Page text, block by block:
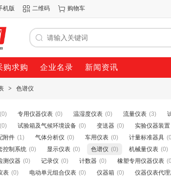
机版 二维码 购物车
购求购 企业名录 新闻资讯
> 色谱仪
(0) 专用仪器仪表 (0) 温湿度仪表 (0) 流量仪表 (3)
(0) 试验箱及气候环境设备 (0) 变送器 (0) 实验仪器装置
附件 (1) 气体分析仪 (0) 车用仪表 (0) 计量标准器具
控制系统 (0) 显示仪表 (0) 色谱仪 (0) 机械量仪表 (0)
测仪器 (0) 记录仪 (0) 计数器 (0) 橡塑专用仪器仪表
表 (0) 电动单元组合仪表 (0) 仪器箱 (0) 仪器仪表代理